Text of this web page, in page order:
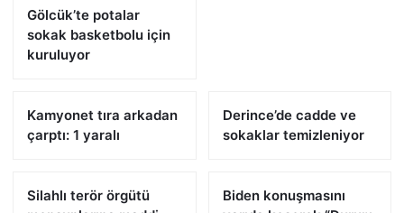
Gölcük’te potalar
sokak basketbolu için
kuruluyor
Kamyonet tıra arkadan
çarptı: 1 yaralı
Derince’de cadde ve
sokaklar temizleniyor
Silahlı terör örgütü
Biden konuşmasını